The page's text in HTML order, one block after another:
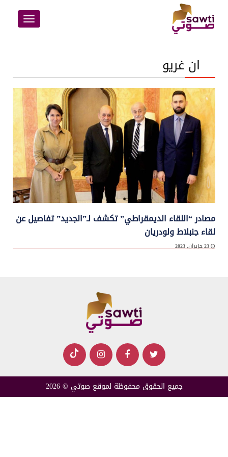
Toggle
navigation
ان غريو
مصادر “اللقاء الديمقراطي” تكشف لـ”الجديد” تفاصيل عن
لقاء جنبلاط ولودريان
23 حزيران, 2023
جميع الحقوق محفوظة لموقع صوتي © 2026